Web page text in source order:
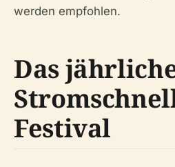
werden empfohlen.
Das
Festival